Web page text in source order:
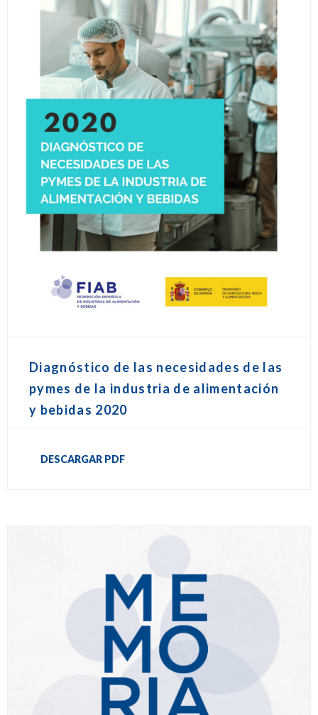
Diagnóstico de las necesidades de las
pymes de la industria de alimentación
y bebidas 2020
DESCARGAR PDF